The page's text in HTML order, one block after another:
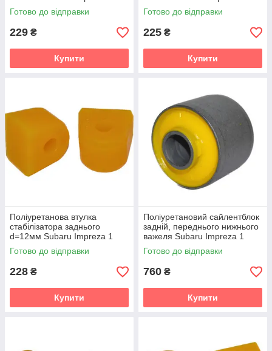
gen. (GC) Седан (1992-2000)
v19
Готово до відправки
229 ₴
Купити
gen. (GC) Седан (1992-2000)
v19
Готово до відправки
225 ₴
Купити
Поліуретанова втулка
стабілізатора заднього
d=12мм Subaru Impreza 1
gen. (GC) Седан (1992-2000)
v19
Готово до відправки
228 ₴
Купити
Поліуретановий сайлентблок
задній, переднього нижнього
важеля Subaru Impreza 1
gen. (GC) Седан (1992-2000)
v19
Готово до відправки
760 ₴
Купити